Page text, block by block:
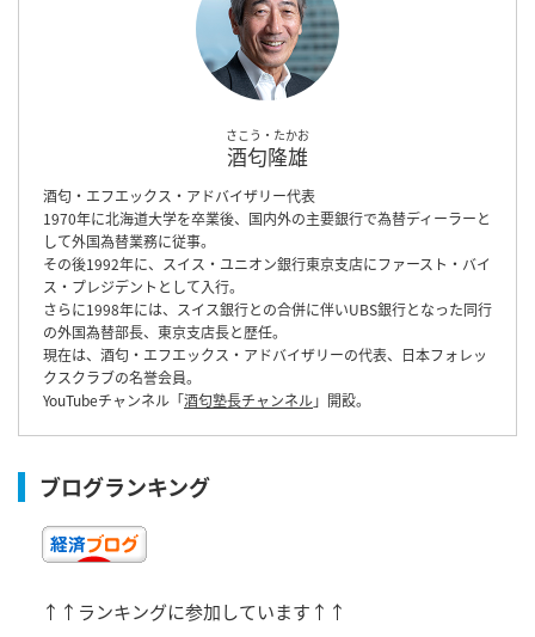
さこう・たかお
酒匂隆雄
酒匂・エフエックス・アドバイザリー代表
1970年に北海道大学を卒業後、国内外の主要銀行で為替ディーラーと
して外国為替業務に従事。
その後1992年に、スイス・ユニオン銀行東京支店にファースト・バイ
ス・プレジデントとして入行。
さらに1998年には、スイス銀行との合併に伴いUBS銀行となった同行
の外国為替部長、東京支店長と歴任。
現在は、酒匂・エフエックス・アドバイザリーの代表、日本フォレッ
クスクラブの名誉会員。
YouTubeチャンネル「酒匂塾長チャンネル」開設。
ブログランキング
↑↑ランキングに参加しています↑↑